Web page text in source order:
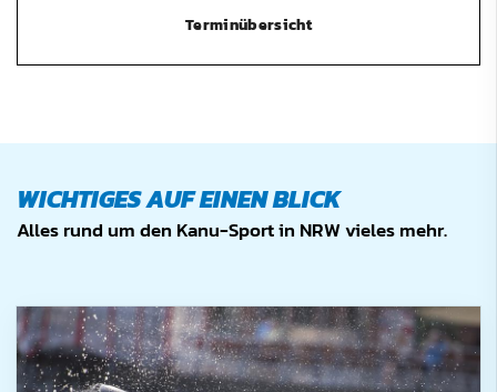
Terminübersicht
WICHTIGES AUF EINEN BLICK
Alles rund um den Kanu-Sport in NRW vieles mehr.